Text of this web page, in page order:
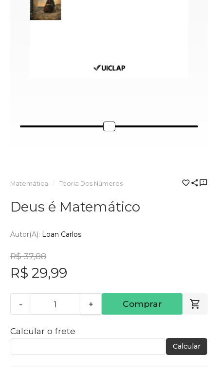
Matemática Teoria Dos Números
Deus é Matemático
Autor(a): Loan Carlos
R$ 37,88
R$ 29,99
- + Comprar
Calcular o frete
Calcular